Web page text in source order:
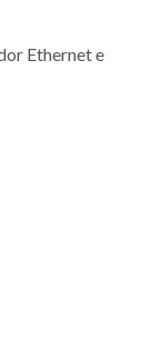
Ethernet e